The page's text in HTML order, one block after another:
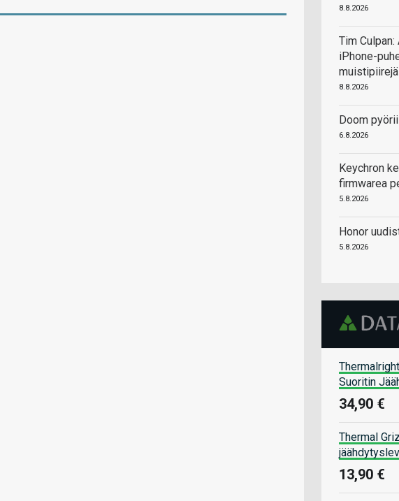
8.8.2026
Tim
iPhone-
muistipiirejä
8.8.2026
Doom
6.8.2026
Keychron
firmwarea
5.8.2026
Honor
5.8.2026
Suoritin
34,90 €
Thermal
13,90 €